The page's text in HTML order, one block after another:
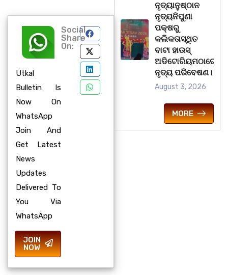
Utkal
Bulletin Is
Now On
WhatsApp
Join And
Get Latest
News
Updates
Delivered To
You Via
WhatsApp
JOIN
NOW
Social
Share
On:
ନୃତ୍ୟାନୁଷ୍ଠାନ
ନୃତ୍ୟନିପୁଣା
ପକ୍ଷରୁ
କଲିକତାସ୍ଥିତ
ବାଟା ହାଉସ୍
ଅଡିଟୋରିୟମଠାରେ
ନୃତ୍ୟ ପରିବେଷଣ।
August 3, 2026
MORE